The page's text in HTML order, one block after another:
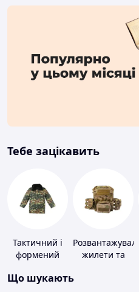
Тебе зацікавить
Тактичний і
формений
жилети та
Що шукають